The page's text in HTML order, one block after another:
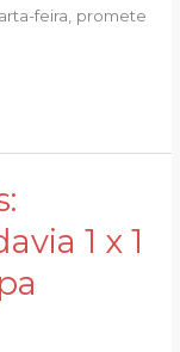
feira, promete
1 x 1